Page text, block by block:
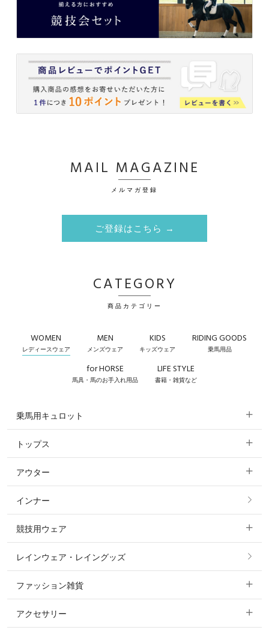
MAIL MAGAZINE
メルマガ登録
ご登録はこちら →
CATEGORY
商品カテゴリー
WOMEN
レディースウェア
MEN
メンズウェア
KIDS
キッズウェア
RIDING GOODS
乗馬用品
for HORSE
馬具・馬のお手入れ用品
LIFE STYLE
書籍・雑貨など
乗馬用キュロット
すべてのキュロット
フルグリップ・尻革 キュロット
ニーグリップ・膝革 キュロット
トップス
すべてのトップス
ポロシャツ
カットソー・Tシャツ・タンクトップ
パーカー・トレーナー・スウェット
ニット・セーター
アウター
すべてのアウター
コート
ジャケット・ブルゾン
その他 アウター
インナー
競技用ウェア
すべての競技用ウェア
ショージャケット
ショーシャツ
レインウェア・レイングッズ
ファッション雑貨
すべてのファッション雑貨
アクセサリー